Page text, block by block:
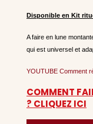
Disponible en Kit
A faire en lune
qui est universel et
YOUTUBE Comment
COMMENT
? CLIQUEZ ICI